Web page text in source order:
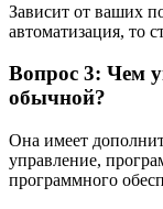
Зависит от ваших
автоматизация, то
Вопрос 3: Чем
обычной?
Она имеет
управление,
программного